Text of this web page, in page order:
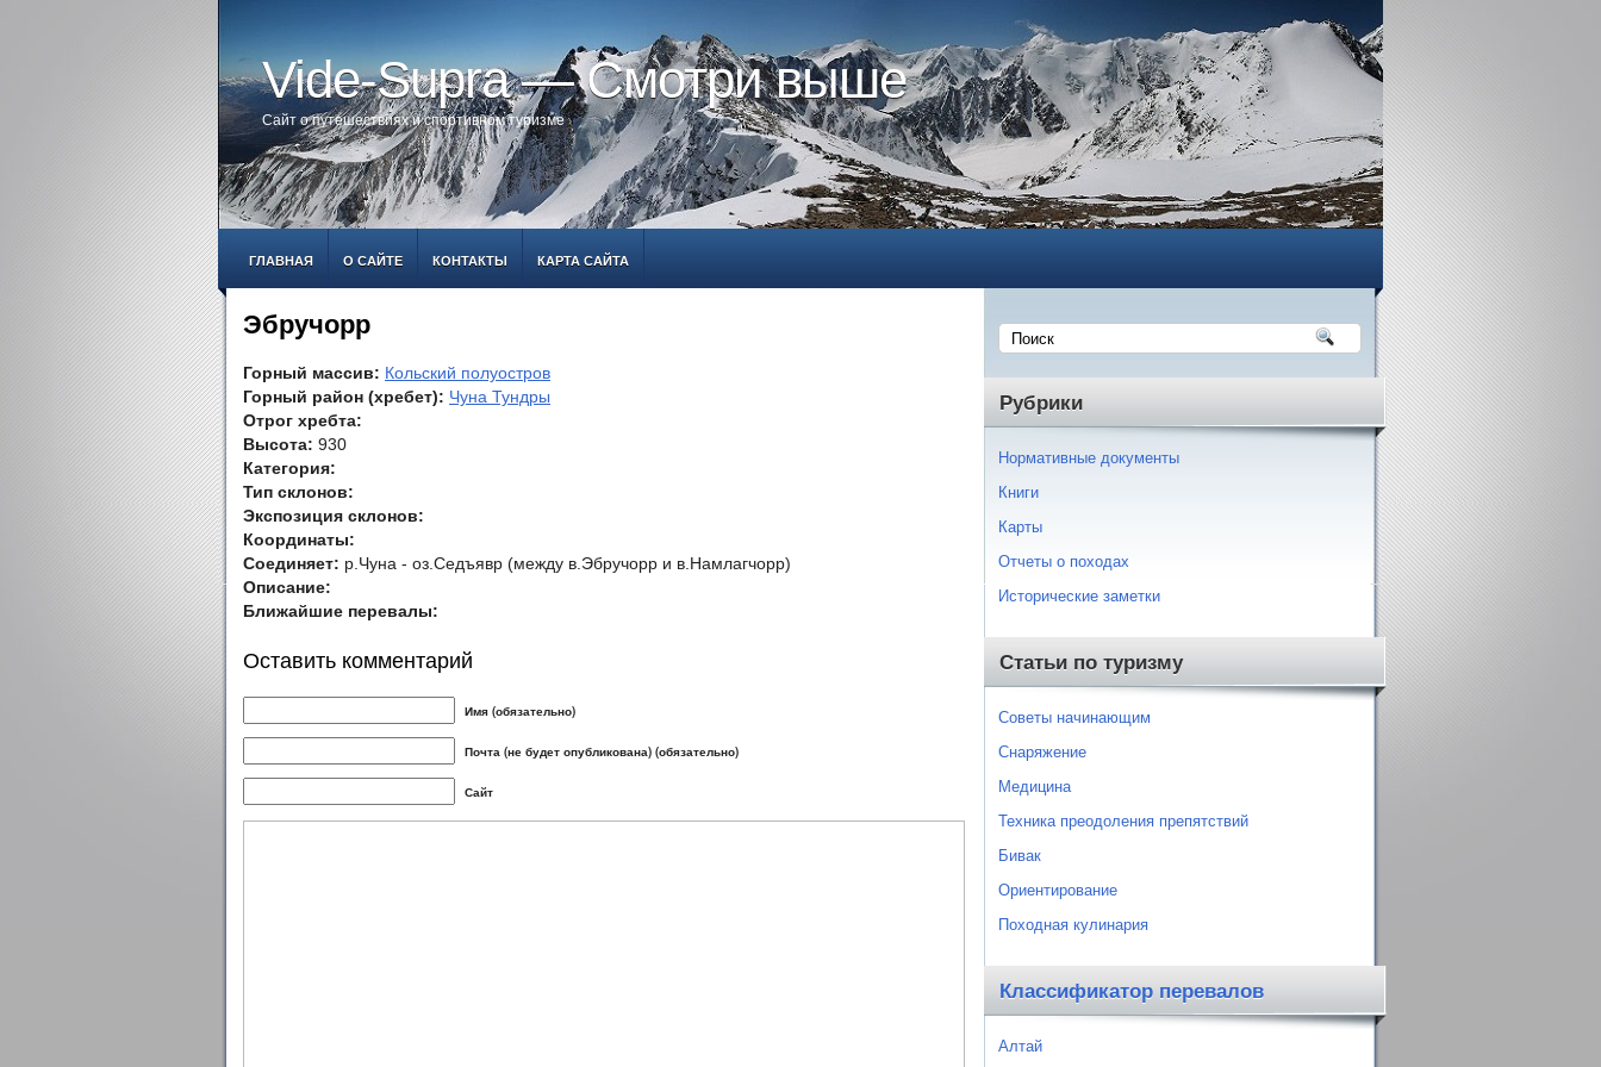
Vide-Supra — Смотри выше
Сайт о путешествиях и спортивном туризме
ГЛАВНАЯ О САЙТЕ КОНТАКТЫ КАРТА САЙТА
Эбручорр
Горный массив: Кольский полуостров
Горный район (хребет): Чуна Тундры
Отрог хребта:
Высота: 930
Категория:
Тип склонов:
Экспозиция склонов:
Координаты:
Соединяет: р.Чуна - оз.Седъявр (между в.Эбручорр и в.Намлагчорр)
Описание:
Ближайшие перевалы:
Оставить комментарий
Имя (обязательно)
Почта (не будет опубликована) (обязательно)
Сайт
Рубрики
Нормативные документы
Книги
Карты
Отчеты о походах
Исторические заметки
Статьи по туризму
Советы начинающим
Снаряжение
Медицина
Техника преодоления препятствий
Бивак
Ориентирование
Походная кулинария
Классификатор перевалов
Алтай